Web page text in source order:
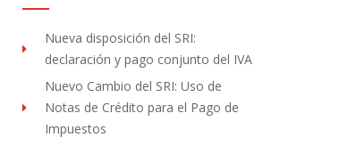
Nueva disposición del SRI:
declaración y pago conjunto del IVA
Nuevo Cambio del SRI: Uso de
Notas de Crédito para el Pago de
Impuestos